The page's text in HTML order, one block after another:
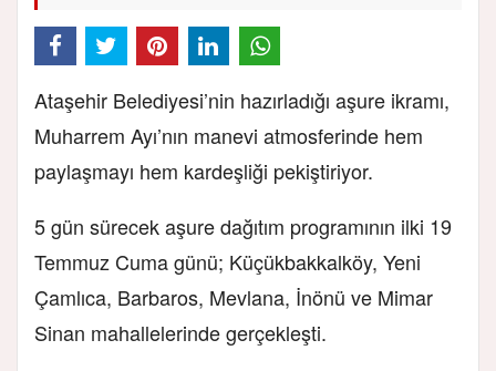
Ataşehir Belediyesi’nin hazırladığı aşure ikramı,
Muharrem Ayı’nın manevi atmosferinde hem
paylaşmayı hem kardeşliği pekiştiriyor.
5 gün sürecek aşure dağıtım programının ilki 19
Temmuz Cuma günü; Küçükbakkalköy, Yeni
Çamlıca, Barbaros, Mevlana, İnönü ve Mimar
Sinan mahallelerinde gerçekleşti.